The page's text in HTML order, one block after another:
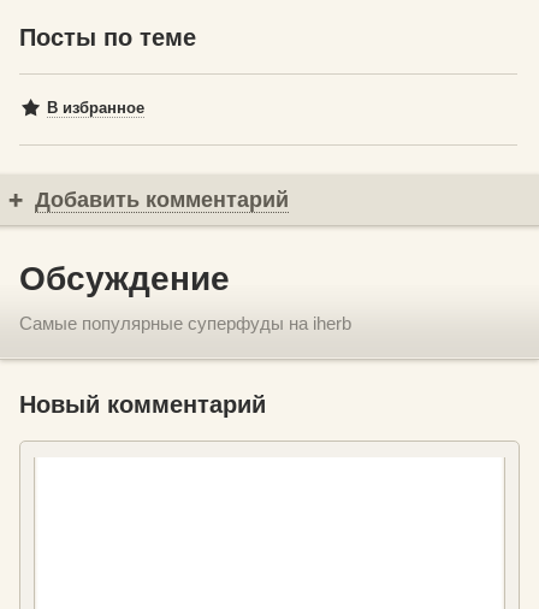
Посты по теме
В избранное
Добавить комментарий
Обсуждение
Самые популярные суперфуды на iherb
Новый комментарий